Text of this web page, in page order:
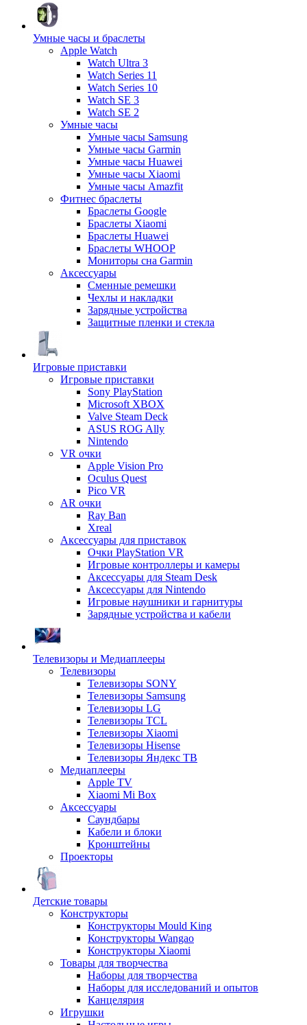
Умные часы и браслеты
Apple Watch
Watch Ultra 3
Watch Series 11
Watch Series 10
Watch SE 3
Watch SE 2
Умные часы
Умные часы Samsung
Умные часы Garmin
Умные часы Huawei
Умные часы Xiaomi
Умные часы Amazfit
Фитнес браслеты
Браслеты Google
Браслеты Xiaomi
Браслеты Huawei
Браслеты WHOOP
Мониторы сна Garmin
Аксессуары
Сменные ремешки
Чехлы и накладки
Зарядные устройства
Защитные пленки и стекла
Игровые приставки
Игровые приставки
Sony PlayStation
Microsoft XBOX
Valve Steam Deck
ASUS ROG Ally
Nintendo
VR очки
Apple Vision Pro
Oculus Quest
Pico VR
AR очки
Ray Ban
Xreal
Аксессуары для приставок
Очки PlayStation VR
Игровые контроллеры и камеры
Аксессуары для Steam Desk
Аксессуары для Nintendo
Игровые наушники и гарнитуры
Зарядные устройства и кабели
Телевизоры и Медиаплееры
Телевизоры
Телевизоры SONY
Телевизоры Samsung
Телевизоры LG
Телевизоры TCL
Телевизоры Xiaomi
Телевизоры Hisense
Телевизоры Яндекс ТВ
Медиаплееры
Apple TV
Xiaomi Mi Box
Аксессуары
Саундбары
Кабели и блоки
Кронштейны
Проекторы
Детские товары
Конструкторы
Конструкторы Mould King
Конструкторы Wangao
Конструкторы Xiaomi
Товары для творчества
Наборы для творчества
Наборы для исследований и опытов
Канцелярия
Игрушки